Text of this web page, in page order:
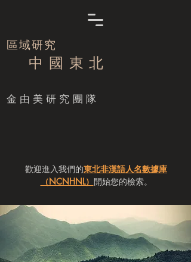
區域研究
中 國 東 北
​金由美研究團隊
歡迎進入我們的東北非漢語人名數據庫
（NCNHNL） 開始您的檢索。